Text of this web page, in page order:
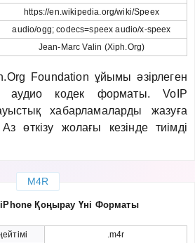
https://en.wikipedia.org/wiki/Speex
audio/ogg; codecs=speex audio/x-speex
Jean-Marc Valin (Xiph.Org)
Foundation ұйымы әзірлеген
аудио кодек форматы. VoIP
хабарламаларды жазуға
өткізу жолағы кезінде тиімді
M4R
Қоңырау Үні Форматы
.m4r